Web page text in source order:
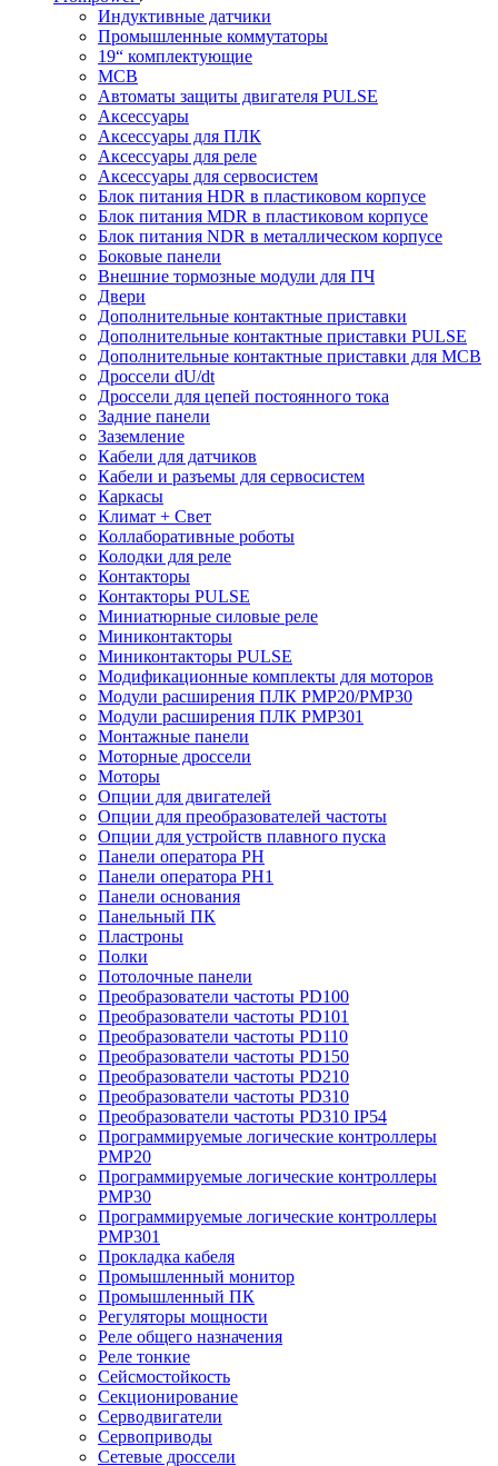
Индуктивные датчики
Промышленные коммутаторы
19“ комплектующие
MCB
Автоматы защиты двигателя PULSE
Аксессуары
Аксессуары для ПЛК
Аксессуары для реле
Аксессуары для сервосистем
Блок питания HDR в пластиковом корпусе
Блок питания MDR в пластиковом корпусе
Блок питания NDR в металлическом корпусе
Боковые панели
Внешние тормозные модули для ПЧ
Двери
Дополнительные контактные приставки
Дополнительные контактные приставки PULSE
Дополнительные контактные приставки для MCB
Дроссели dU/dt
Дроссели для цепей постоянного тока
Задние панели
Заземление
Кабели для датчиков
Кабели и разъемы для сервосистем
Каркасы
Климат + Свет
Коллаборативные роботы
Колодки для реле
Контакторы
Контакторы PULSE
Миниатюрные силовые реле
Миниконтакторы
Миниконтакторы PULSE
Модификационные комплекты для моторов
Модули расширения ПЛК PMP20/PMP30
Модули расширения ПЛК PMP301
Монтажные панели
Моторные дроссели
Моторы
Опции для двигателей
Опции для преобразователей частоты
Опции для устройств плавного пуска
Панели оператора PH
Панели оператора PH1
Панели основания
Панельный ПК
Пластроны
Полки
Потолочные панели
Преобразователи частоты PD100
Преобразователи частоты PD101
Преобразователи частоты PD110
Преобразователи частоты PD150
Преобразователи частоты PD210
Преобразователи частоты PD310
Преобразователи частоты PD310 IP54
Программируемые логические контроллеры
PMP20
Программируемые логические контроллеры
PMP30
Программируемые логические контроллеры
PMP301
Прокладка кабеля
Промышленный монитор
Промышленный ПК
Регуляторы мощности
Реле общего назначения
Реле тонкие
Сейсмостойкость
Секционирование
Серводвигатели
Сервоприводы
Сетевые дроссели